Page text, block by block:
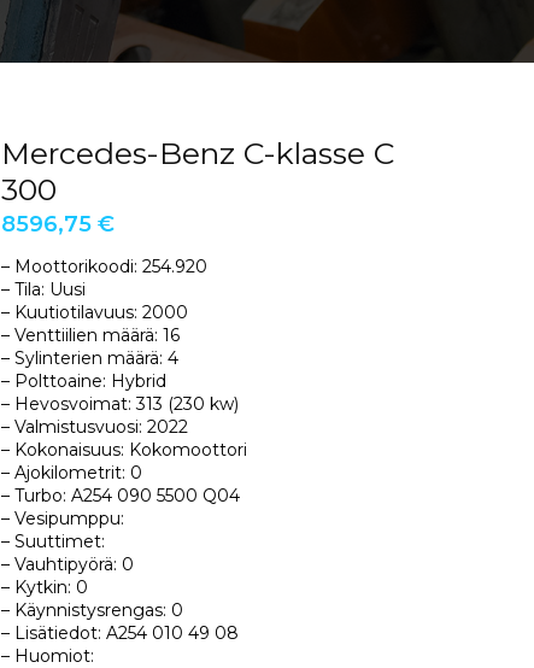
Mercedes-Benz C-klasse C
300
8596,75 €
– Moottorikoodi: 254.920
– Tila: Uusi
– Kuutiotilavuus: 2000
– Venttiilien määrä: 16
– Sylinterien määrä: 4
– Polttoaine: Hybrid
– Hevosvoimat: 313 (230 kw)
– Valmistusvuosi: 2022
– Kokonaisuus: Kokomoottori
– Ajokilometrit: 0
– Turbo: A254 090 5500 Q04
– Vesipumppu:
– Suuttimet:
– Vauhtipyörä: 0
– Kytkin: 0
– Käynnistysrengas: 0
– Lisätiedot: A254 010 49 08
– Huomiot: